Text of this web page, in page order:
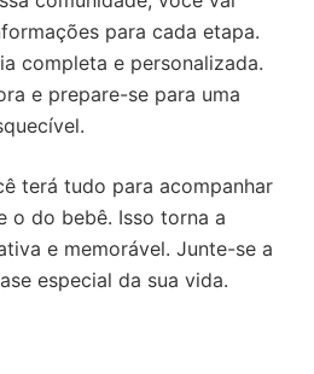
para cada etapa.
completa e personalizada.
e prepare-se para uma
terá tudo para acompanhar
o do bebê. Isso torna a
e memorável. Junte-se a
especial da sua vida.